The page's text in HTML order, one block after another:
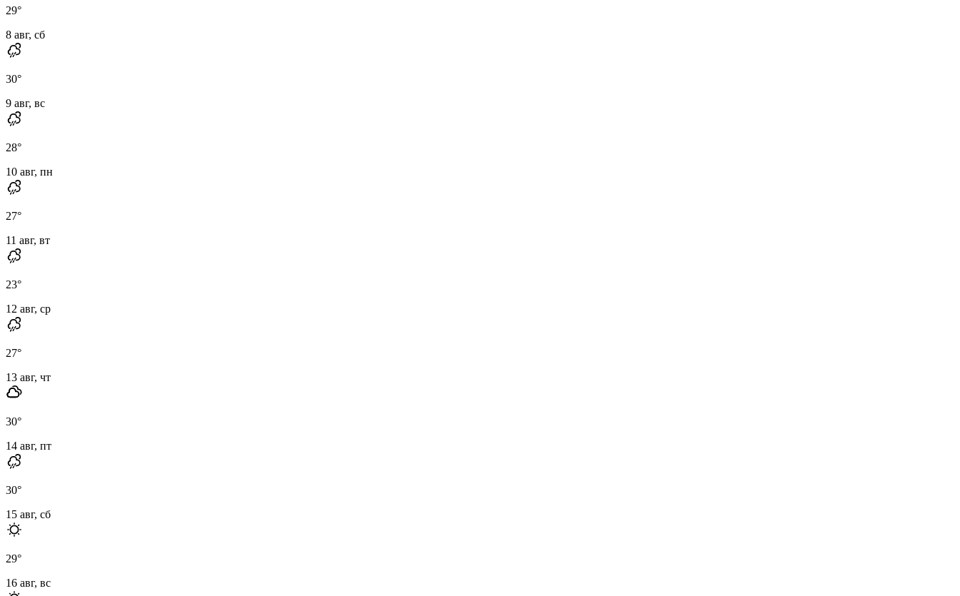
29°
8 авг, сб
30°
9 авг, вс
28°
10 авг, пн
27°
11 авг, вт
23°
12 авг, ср
27°
13 авг, чт
30°
14 авг, пт
30°
15 авг, сб
29°
16 авг, вс